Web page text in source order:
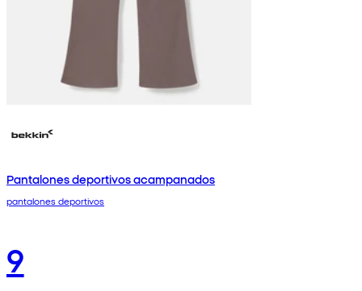
Pantalones deportivos acampanados
pantalones deportivos
9